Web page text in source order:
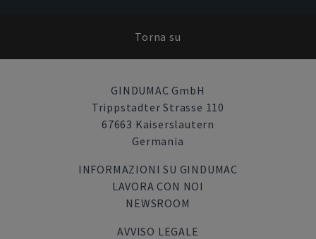
Torna su
GINDUMAC GmbH
Trippstadter Strasse 110
67663 Kaiserslautern
Germania
INFORMAZIONI SU GINDUMAC
LAVORA CON NOI
NEWSROOM
AVVISO LEGALE